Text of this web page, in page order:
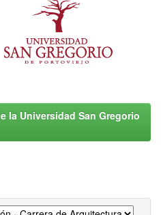
la Universidad San Gregorio